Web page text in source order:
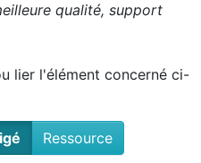
qualité, support
lier l'élément concerné ci-
Ressource